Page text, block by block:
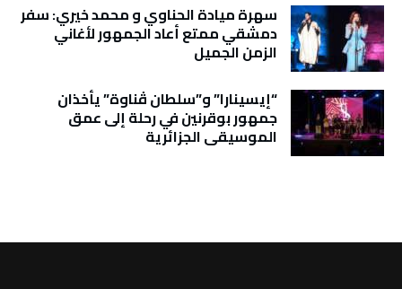
سهرة ميادة الحناوي و محمد خيري: سفر
دمشقي ممتع أعاد الجمهور لأغاني
الزمن الجميل
“إيسينارا” و”سلطان ڤناوة” يأخذان
جمهور بوقرنين في رحلة إلى عمق
الموسيقى الجزائرية